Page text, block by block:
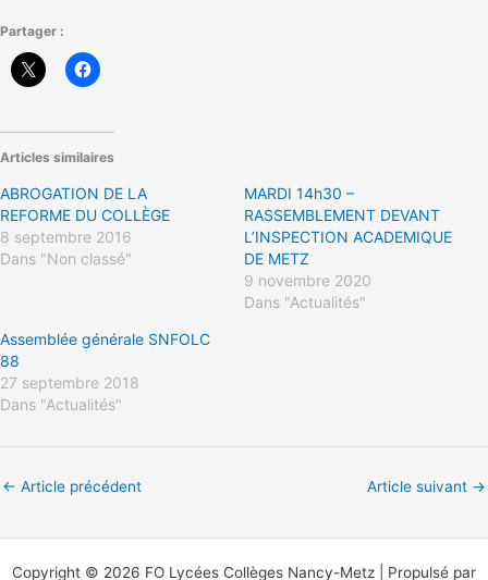
Partager :
Articles similaires
ABROGATION DE LA
REFORME DU COLLÈGE
8 septembre 2016
Dans "Non classé"
MARDI 14h30 –
RASSEMBLEMENT DEVANT
L’INSPECTION ACADEMIQUE
DE METZ
9 novembre 2020
Dans "Actualités"
Assemblée générale SNFOLC
88
27 septembre 2018
Dans "Actualités"
← Article précédent Article suivant →
Copyright © 2026 FO Lycées Collèges Nancy-Metz | Propulsé par